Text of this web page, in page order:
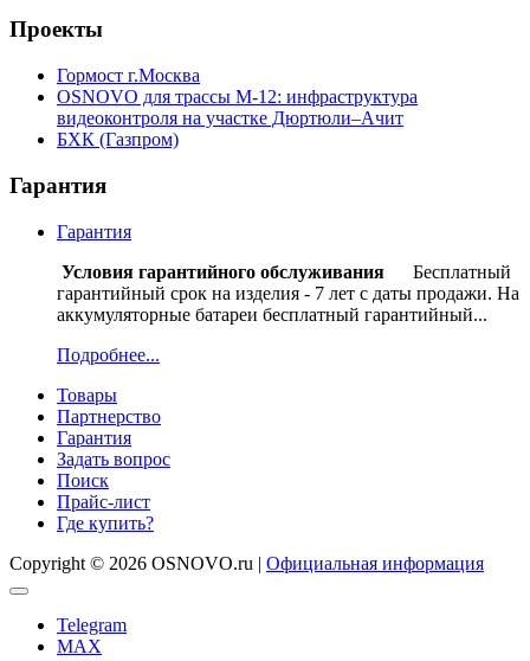
Проекты
Гормост г.Москва
OSNOVO для трассы М-12: инфраструктура
видеоконтроля на участке Дюртюли–Ачит
БХК (Газпром)
Гарантия
Гарантия
Условия гарантийного обслуживания Бесплатный
гарантийный срок на изделия - 7 лет с даты продажи. На
аккумуляторные батареи бесплатный гарантийный...
Подробнее...
Товары
Партнерство
Гарантия
Задать вопрос
Поиск
Прайс-лист
Где купить?
Copyright © 2026 OSNOVO.ru | Официальная информация
Telegram
MAX